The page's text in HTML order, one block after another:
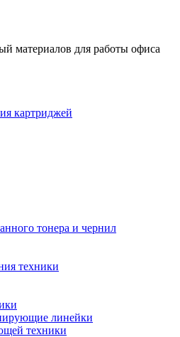
материалов для работы офиса
картриджей
тонера и чернил
техники
линейки
техники